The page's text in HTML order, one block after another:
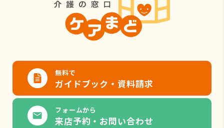
無料で
ガイドブック・資料請求
フォームから
来店予約・お問い合わせ